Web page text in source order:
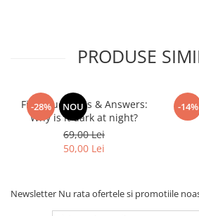
PRODUSE
-28% NOU
First Questions & Answers:
Why is it dark at night?
69,00 Lei
50,00 Lei
-14%
Newsletter Nu rata ofertele si promotiile